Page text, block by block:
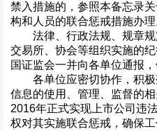
禁入措施的，参照本备忘录
构和人员的联合惩戒措施办理
法律、行政法规、规章规
交易所、协会等组织实施的
国证监会一并向各单位通报，
各单位应密切协作，积极
信息的使用、管理、监督的
2016年正式实现上市公司违
权对其实施联合惩戒，确保工